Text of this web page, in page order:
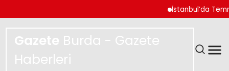
İstanbul’da Temmuz
Gazete Burda - Gazete
Haberleri